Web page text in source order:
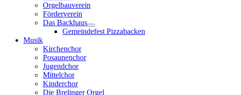
Orgelbauverein
Förderverein
Das Backhaus
Gemeindefest Pizzabacken
Musik
Kirchenchor
Posaunenchor
Jugendchor
Mittelchor
Kinderchor
Die Brelinger Orgel